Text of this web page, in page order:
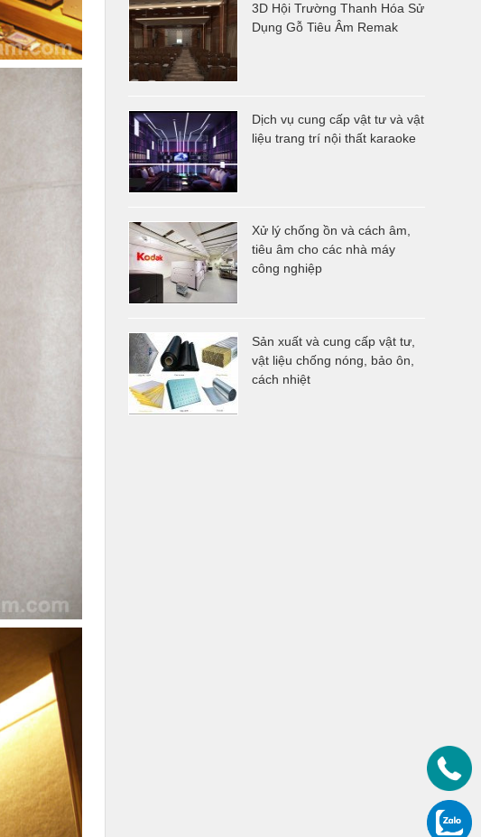
3D Hội Trường Thanh Hóa Sử
Dụng Gỗ Tiêu Âm Remak
Dịch vụ cung cấp vật tư và vật
liệu trang trí nội thất karaoke
Xử lý chống ồn và cách âm,
tiêu âm cho các nhà máy
công nghiệp
Sản xuất và cung cấp vật tư,
vật liệu chống nóng, bảo ôn,
cách nhiệt